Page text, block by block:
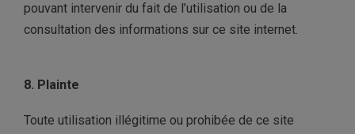
pouvant intervenir du fait de l’utilisation ou de la
consultation des informations sur ce site internet.
8. Plainte
Toute utilisation illégitime ou prohibée de ce site